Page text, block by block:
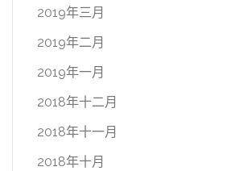
2019年三月
2019年二月
2019年一月
2018年十二月
2018年十一月
2018年十月